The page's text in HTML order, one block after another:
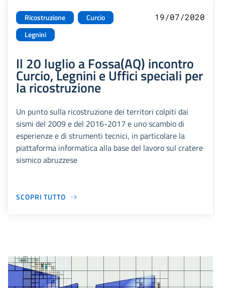
Ricostruzione
Curcio
Legnini
19/07/2020
Il 20 luglio a Fossa(AQ) incontro
Curcio, Legnini e Uffici speciali per
la ricostruzione
Un punto sulla ricostruzione dei territori colpiti dai
sismi del 2009 e del 2016-2017 e uno scambio di
esperienze e di strumenti tecnici, in particolare la
piattaforma informatica alla base del lavoro sul cratere
sismico abruzzese
SCOPRI TUTTO